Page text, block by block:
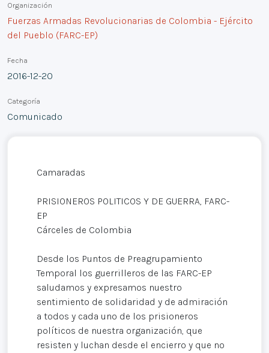
Organización
Fuerzas Armadas Revolucionarias de Colombia - Ejército
del Pueblo (FARC-EP)
Fecha
2016-12-20
Categoría
Comunicado
Camaradas
PRISIONEROS POLITICOS Y DE GUERRA, FARC-
EP
Cárceles de Colombia
Desde los Puntos de Preagrupamiento
Temporal los guerrilleros de las FARC-EP
saludamos y expresamos nuestro
sentimiento de solidaridad y de admiración
a todos y cada uno de los prisioneros
políticos de nuestra organización, que
resisten y luchan desde el encierro y que no